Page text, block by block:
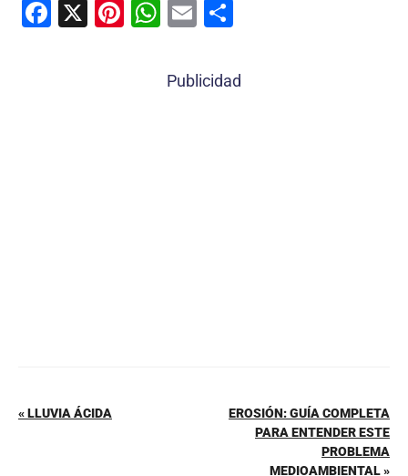
F
X
Pi W
at
E
ai m
Publicidad
« LLUVIA ÁCIDA
EROSIÓN: GUÍA COMPLETA
PARA ENTENDER ESTE
PROBLEMA
MEDIOAMBIENTAL »